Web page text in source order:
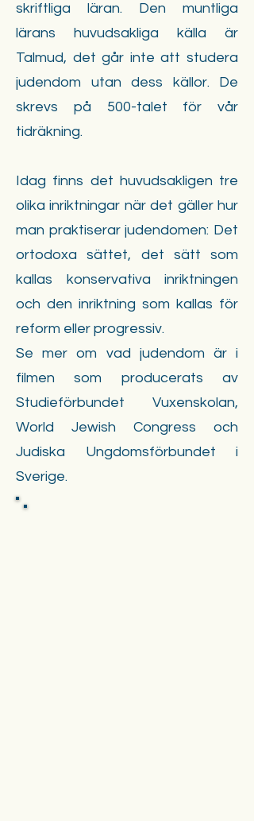
skriftliga läran. Den muntliga
lärans huvudsakliga källa är
Talmud, det går inte att studera
judendom utan dess källor. De
skrevs på 500-talet för vår
tidräkning.
Idag finns det huvudsakligen tre
olika inriktningar när det gäller hur
man praktiserar judendomen: Det
ortodoxa sättet, det sätt som
kallas konservativa inriktningen
och den inriktning som kallas för
reform eller progressiv.
Se mer om vad judendom är i
filmen som producerats av
Studieförbundet Vuxenskolan,
World Jewish Congress och
Judiska Ungdomsförbundet i
Sverige.